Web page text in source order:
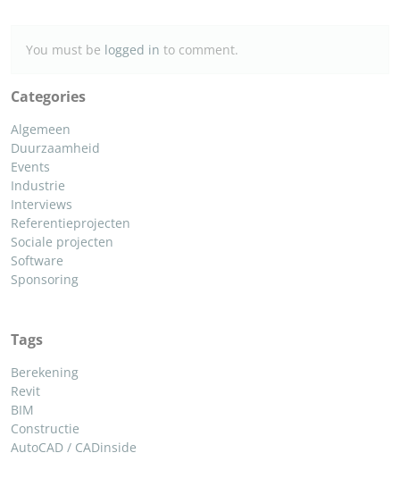
You must be logged in to comment.
Categories
Algemeen
Duurzaamheid
Events
Industrie
Interviews
Referentieprojecten
Sociale projecten
Software
Sponsoring
Tags
Berekening
Revit
BIM
Constructie
AutoCAD / CADinside